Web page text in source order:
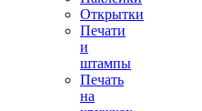
Открытки
Печати
и
штампы
Печать
на